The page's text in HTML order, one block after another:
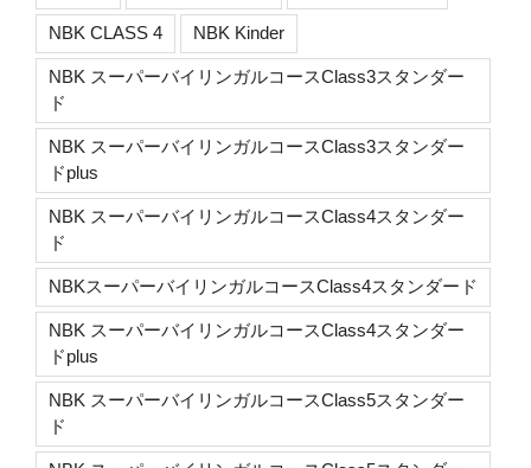
NBK CLASS 4 NBK Kinder
NBK スーパーバイリンガルコースClass3スタンダー
ド
NBK スーパーバイリンガルコースClass3スタンダー
ドplus
NBK スーパーバイリンガルコースClass4スタンダー
ド
NBKスーパーバイリンガルコースClass4スタンダード
NBK スーパーバイリンガルコースClass4スタンダー
ドplus
NBK スーパーバイリンガルコースClass5スタンダー
ド